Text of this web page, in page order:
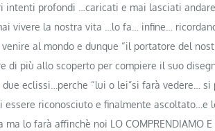
intenti profondi …caricati e mai lasciati
vivere la nostra vita …lo fa… infine…
al mondo e dunque “il portatore del
di più allo scoperto per compiere il suo
eclissi…perche “lui o lei”si farà vedere…
riconosciuto e finalmente ascoltato…e
lo farà affinchè noi LO COMPRENDIAMO